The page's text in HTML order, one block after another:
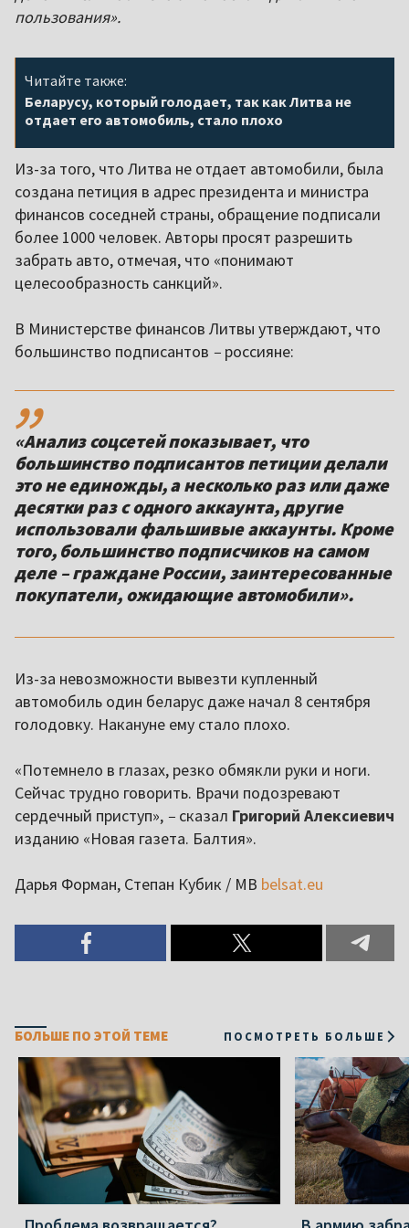
пользования».
Читайте также:
Беларусу, который голодает, так как Литва не
отдает его автомобиль, стало плохо
Из-за того, что Литва не отдает автомобили, была
создана петиция в адрес президента и министра
финансов соседней страны, обращение подписали
более 1000 человек. Авторы просят разрешить
забрать авто, отмечая, что «понимают
целесообразность санкций».
В Министерстве финансов Литвы утверждают, что
большинство подписантов – россияне:
,,
«Анализ соцсетей показывает, что
большинство подписантов петиции делали
это не единожды, а несколько раз или даже
десятки раз с одного аккаунта, другие
использовали фальшивые аккаунты. Кроме
того, большинство подписчиков на самом
деле – граждане России, заинтересованные
покупатели, ожидающие автомобили».
Из-за невозможности вывезти купленный
автомобиль один беларус даже начал 8 сентября
голодовку. Накануне ему стало плохо.
«Потемнело в глазах, резко обмякли руки и ноги.
Сейчас трудно говорить. Врачи подозревают
сердечный приступ», – сказал Григорий Алексиевич
изданию «Новая газета. Балтия».
Дарья Форман, Степан Кубик / МВ belsat.eu
БОЛЬШЕ ПО ЭТОЙ ТЕМЕ ПОСМОТРЕТЬ БОЛЬШЕ